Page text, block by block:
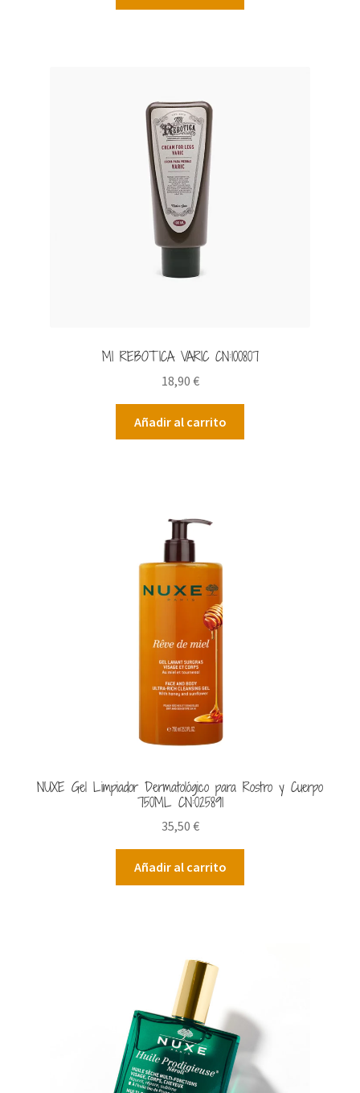
MI REBOTICA VARIC CN:100807
18,90 €
Añadir al carrito
NUXE Gel Limpiador Dermatológico para Rostro y Cuerpo
750ML CN:025891
35,50 €
Añadir al carrito